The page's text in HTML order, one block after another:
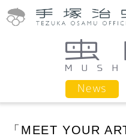
News
「MEET YOUR